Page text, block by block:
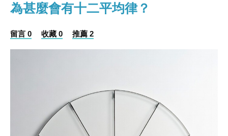
為甚麼會有十二平均律？
留言 0 收藏 0 推薦 2